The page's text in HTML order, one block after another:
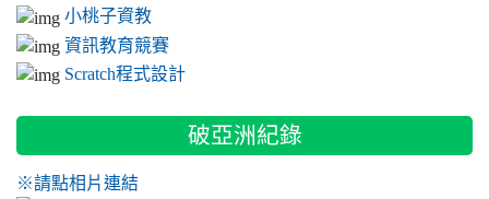
小桃子資教
資訊教育競賽
Scratch程式設計
破亞洲紀錄
※請點相片連結